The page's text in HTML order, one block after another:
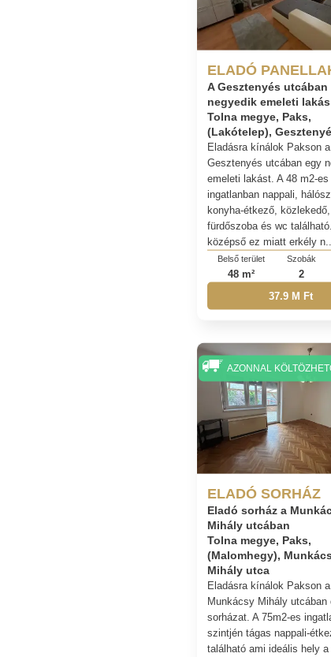
ELADÓ
A Gesztenyés utcában
negyedik emeleti
Tolna megye, Paks,
(Lakótelep),
Eladásra kínálok Pakson a
Gesztenyés utcában egy
emeleti lakást. A 48 m2-es
ingatlanban nappali,
konyha-étkező, közlekedő,
fürdőszoba és wc
középső ez miatt erkély n...
Belső terület
48 m²
Szobák
2
37.9 M Ft
ELADÓ SORHÁZ
Eladó sorház a
Mihály utcában
Tolna megye, Paks,
(Malomhegy),
Mihály utca
Eladásra kínálok Pakson a
Munkácsy Mihály utcában
sorházat. A 75m2-es
szintjén tágas nappali-
található ami ideális hely a
AZONNAL